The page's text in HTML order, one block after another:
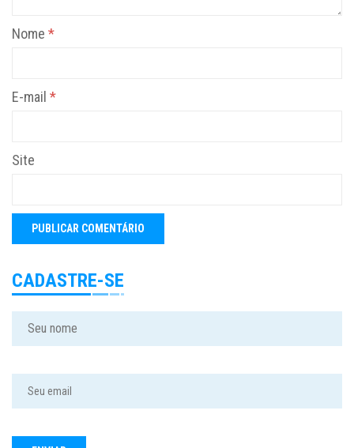
Nome *
E-mail *
Site
CADASTRE-SE